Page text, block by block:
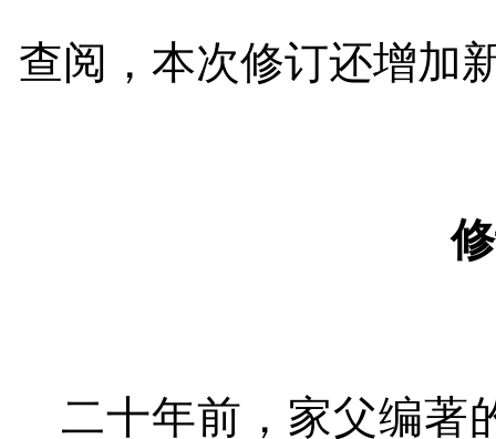
查阅，本次修订还增加
二十年前，家父编著